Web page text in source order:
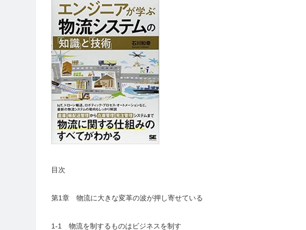
目次
第1章 物流に大きな変革の波が押し寄せている
1-1 物流を制するものはビジネスを制す